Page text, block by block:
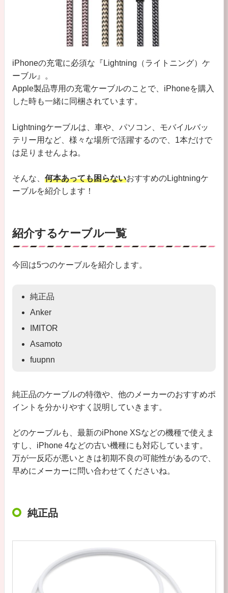
iPhoneの充電に必須な『Lightning（ライトニング）ケ
ーブル』。
Apple製品専用の充電ケーブルのことで、iPhoneを購入
した時も一緒に同梱されています。
Lightningケーブルは、車や、パソコン、モバイルバッ
テリー用など、様々な場所で活躍するので、1本だけで
は足りませんよね。
そんな、 何本あっても困らないおすすめのLightningケ
ーブルを紹介します！
紹介するケーブル一覧
今回は5つのケーブルを紹介します。
純正品
Anker
IMITOR
Asamoto
fuupnn
純正品のケーブルの特徴や、他のメーカーのおすすめポ
イントを分かりやすく説明していきます。
どのケーブルも、最新のiPhone XSなどの機種で使えま
すし、iPhone 4などの古い機種にも対応しています。
万が一反応が悪いときは初期不良の可能性があるので、
早めにメーカーに問い合わせてくださいね。
純正品